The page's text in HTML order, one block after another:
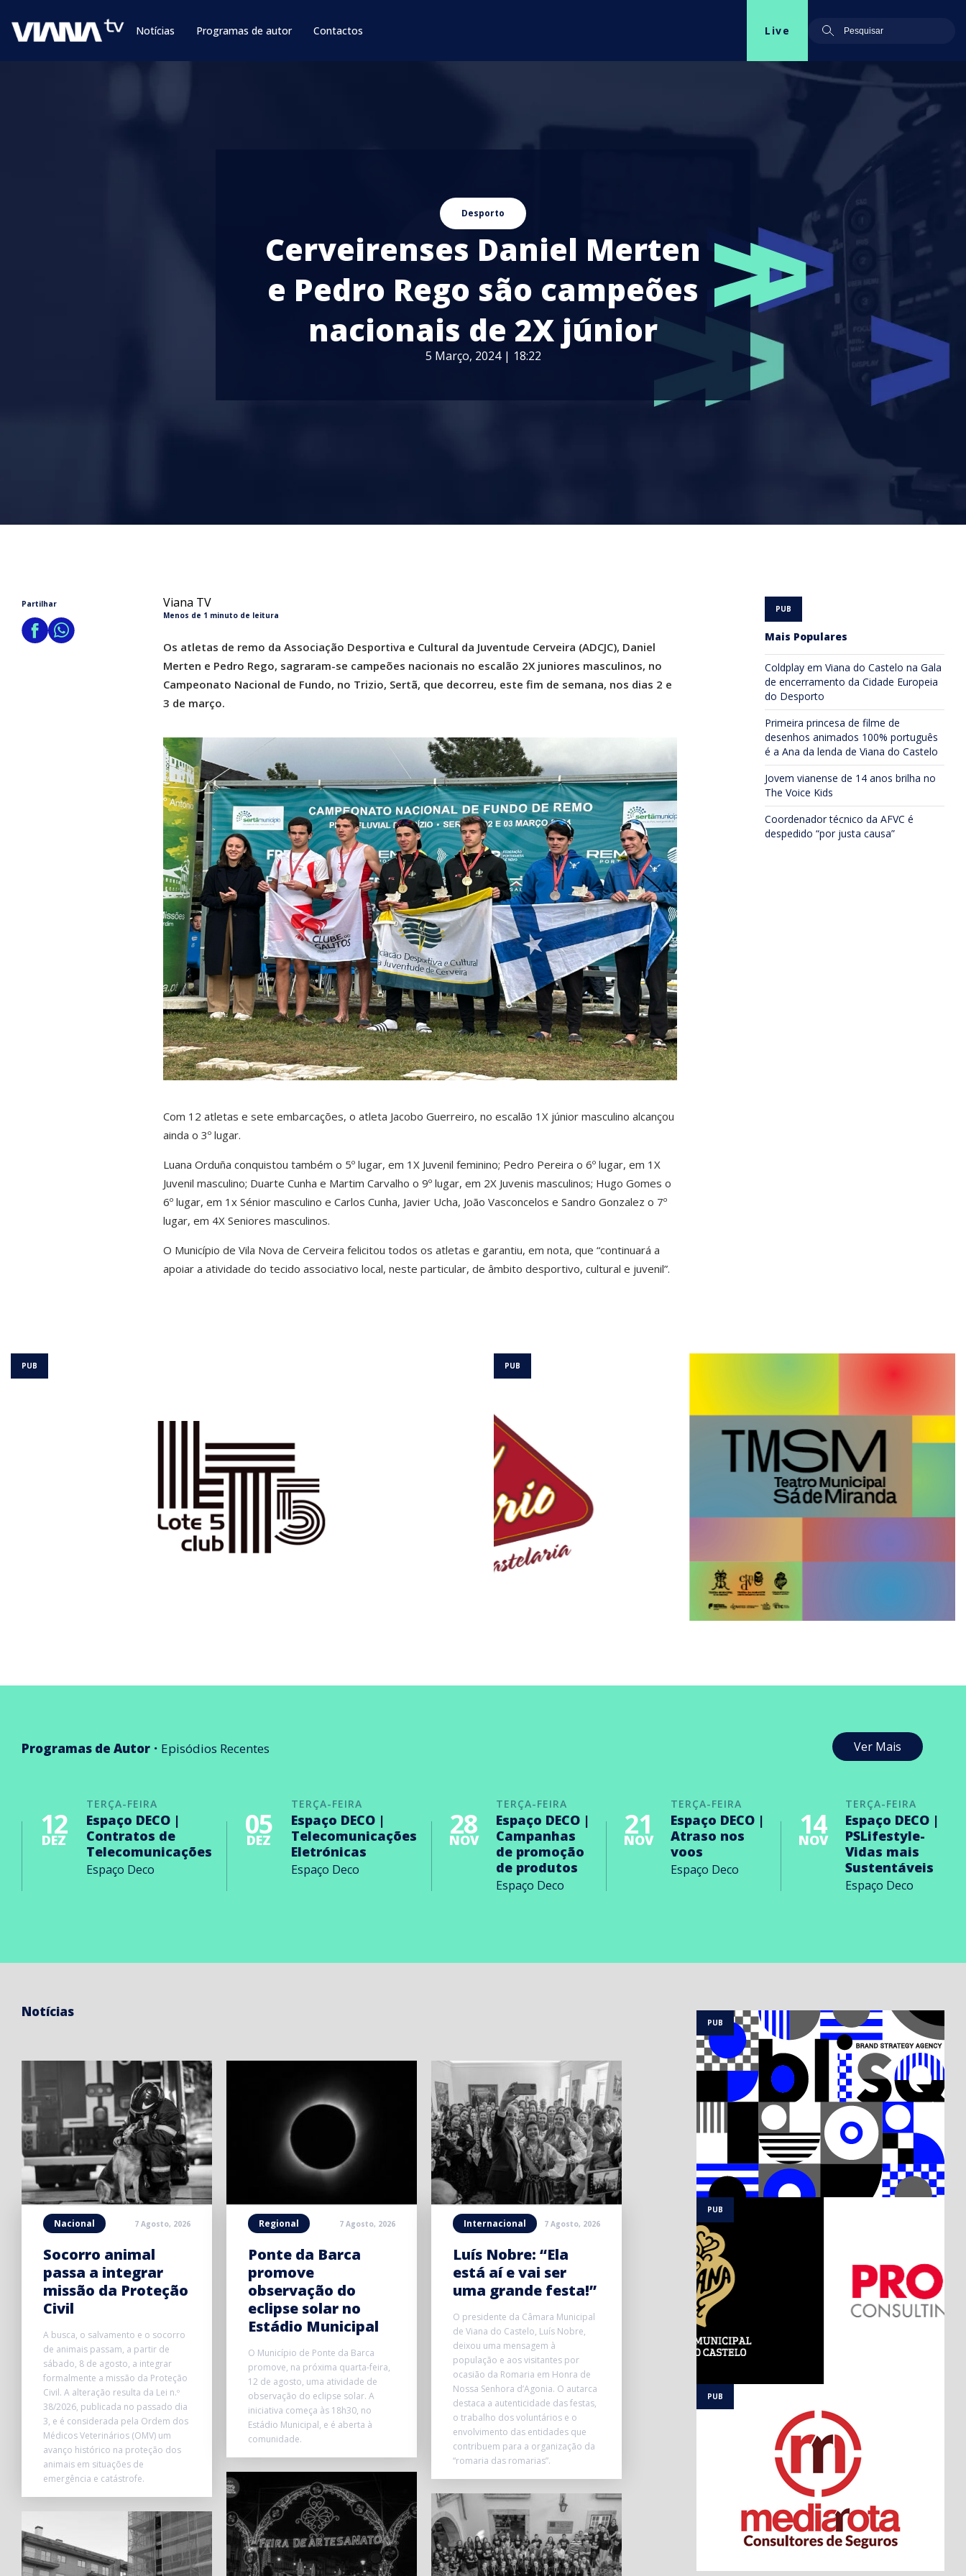
Notícias Programas de autor Contactos Live
Desporto
Cerveirenses Daniel Merten
e Pedro Rego são campeões
nacionais de 2X júnior
5 Março, 2024 | 18:22
Partilhar Viana TV
Menos de 1 minuto de leitura
Os atletas de remo da Associação Desportiva e Cultural da Juventude Cerveira (ADCJC), Daniel
Merten e Pedro Rego, sagraram-se campeões nacionais no escalão 2X juniores masculinos, no
Campeonato Nacional de Fundo, no Trizio, Sertã, que decorreu, este fim de semana, nos dias 2 e
3 de março.
Com 12 atletas e sete embarcações, o atleta Jacobo Guerreiro, no escalão 1X júnior masculino alcançou
ainda o 3º lugar.
Luana Orduña conquistou também o 5º lugar, em 1X Juvenil feminino; Pedro Pereira o 6º lugar, em 1X
Juvenil masculino; Duarte Cunha e Martim Carvalho o 9º lugar, em 2X Juvenis masculinos; Hugo Gomes o
6º lugar, em 1x Sénior masculino e Carlos Cunha, Javier Ucha, João Vasconcelos e Sandro Gonzalez o 7º
lugar, em 4X Seniores masculinos.
O Município de Vila Nova de Cerveira felicitou todos os atletas e garantiu, em nota, que “continuará a
apoiar a atividade do tecido associativo local, neste particular, de âmbito desportivo, cultural e juvenil”.
Mais Populares
Coldplay em Viana do Castelo na Gala
de encerramento da Cidade Europeia
do Desporto
Primeira princesa de filme de
desenhos animados 100% português
é a Ana da lenda de Viana do Castelo
Jovem vianense de 14 anos brilha no
The Voice Kids
Coordenador técnico da AFVC é
despedido “por justa causa”
Programas de Autor Episódios Recentes Ver Mais
TERÇA-FEIRA
12
DEZ
Espaço DECO |
Contratos de
Telecomunicações
Espaço Deco
TERÇA-FEIRA
05
DEZ
Espaço DECO |
Telecomunicações
Eletrónicas
Espaço Deco
TERÇA-FEIRA
28
NOV
Espaço DECO |
Campanhas
de promoção
de produtos
Espaço Deco
TERÇA-FEIRA
21
NOV
Espaço DECO |
Atraso nos
voos
Espaço Deco
TERÇA-FEIRA
14
NOV
Espaço DECO |
PSLifestyle-
Vidas mais
Sustentáveis
Espaço Deco
Notícias
Nacional 7 Agosto, 2026
Socorro animal
passa a integrar
missão da Proteção
Civil
A busca, o salvamento e o socorro
de animais passam, a partir de
sábado, 8 de agosto, a integrar
formalmente a missão da Proteção
Civil. A alteração resulta da Lei n.º
38/2026, publicada no passado dia
3, e é considerada pela Ordem dos
Médicos Veterinários (OMV) um
avanço histórico na proteção dos
animais em situações de
emergência e catástrofe.
Regional 7 Agosto, 2026
Ponte da Barca
promove
observação do
eclipse solar no
Estádio Municipal
O Município de Ponte da Barca
promove, na próxima quarta-feira,
12 de agosto, uma atividade de
observação do eclipse solar. A
iniciativa começa às 18h30, no
Estádio Municipal, e é aberta à
comunidade.
Internacional 7 Agosto, 2026
Luís Nobre: “Ela
está aí e vai ser
uma grande festa!”
O presidente da Câmara Municipal
de Viana do Castelo, Luís Nobre,
deixou uma mensagem à
população e aos visitantes por
ocasião da Romaria em Honra de
Nossa Senhora d’Agonia. O autarca
destaca a autenticidade das festas,
o trabalho dos voluntários e o
envolvimento das entidades que
contribuem para a organização da
“romaria das romarias”.